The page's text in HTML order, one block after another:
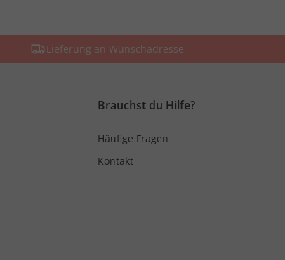
Lieferung an Wunschadresse
Brauchst du Hilfe?
Häufige Fragen
Kontakt